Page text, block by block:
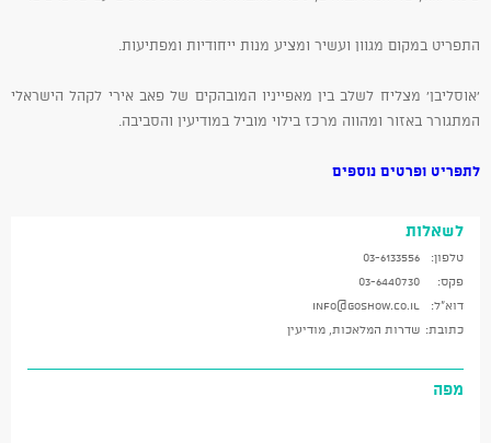
התפריט במקום מגוון ועשיר ומציע מנות ייחודיות ומפתיעות.
'אוסליבן' מצליח לשלב בין מאפייניו המובהקים של פאב אירי לקהל הישראלי
המתגורר באזור ומהווה מרכז בילוי מוביל במודיעין והסביבה.
לתפריט ופרטים נוספים
לשאלות
טלפון:
03-6133556
פקס:
03-6440730
דוא"ל:
info@goshow.co.il
כתובת: שדרות המלאכות, מודיעין
מפה